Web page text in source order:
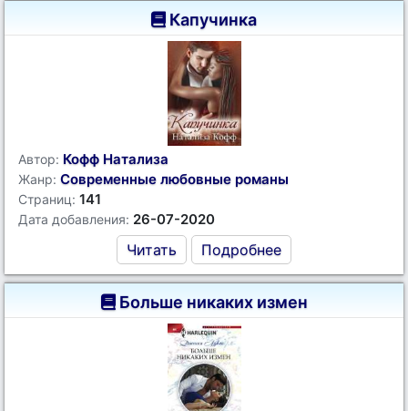
Капучинка
Автор: Кофф Натализа
Жанр: Современные любовные романы
Страниц: 141
Дата добавления: 26-07-2020
Читать Подробнее
Больше никаких измен